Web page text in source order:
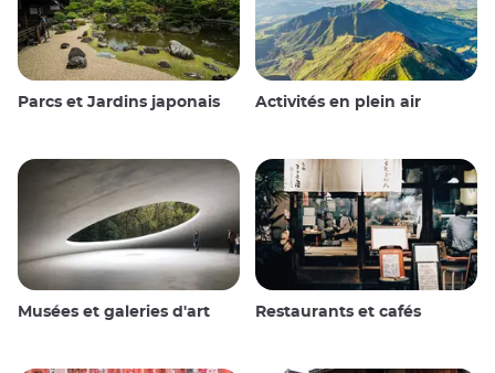
Parcs et Jardins japonais Activités en plein air
Musées et galeries d'art Restaurants et cafés